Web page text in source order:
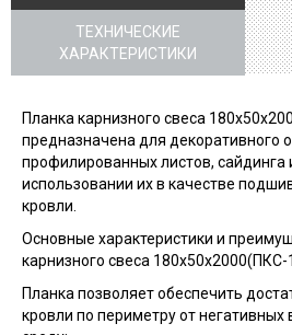
ТЕХНИЧЕСКИЕ
ХАРАКТЕРИСТИКИ
Планка карнизного свеса
предназначена для декоративного
профилированных листов, сайдинга
использовании их в качестве
кровли.
Основные характеристики и
карнизного свеса 180х50х2000(ПКС-
Планка позволяет обеспечить
кровли по периметру от